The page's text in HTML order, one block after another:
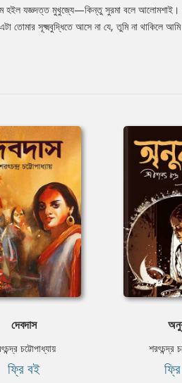
হইল যজ্ঞদত্ত মুখুজ্যে—কিন্তু সুরমা বলে আলোমশাই।
তোমার সূক্ষ্মবুদ্ধিতে আসে না যে, তুমি না থাকিলে
দেবদাস
চট্টোপাধ্যায়
ফ্রি বই
শরৎচন্দ্র